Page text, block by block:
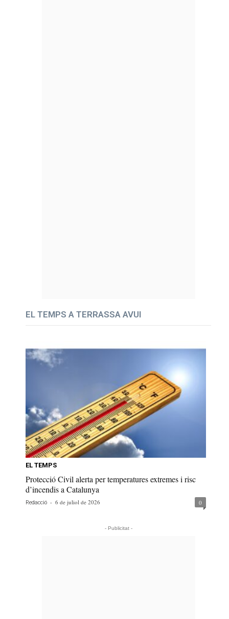
EL TEMPS A TERRASSA AVUI
EL TEMPS
Protecció Civil alerta per temperatures extremes i risc
d’incendis a Catalunya
Redacció - 6 de juliol de 2026 0
- Publicitat -